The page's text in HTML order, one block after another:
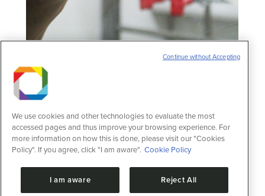
CNPEM consegue obter molécula
importante em estudos de tratamento
contra vírus emergentes
Notícias
Síntese do composto químico com método
próprio proporcionará a realização de
pesquisas em virologia e é exemplo de
como a ciência conversada entre áreas
resulta em avanços únicos Um grupo de
pesquisa em química sintética do Centro
Nacional de Pesquisa em Energia e
We use cookies and other technologies to evaluate the most
accessed pages and thus improve your browsing experience. For
more information on how this is done, please visit our "Cookies
Policy". If you agree, click "I am aware". Cookie Policy
I am aware Reject All
Continue without Accepting